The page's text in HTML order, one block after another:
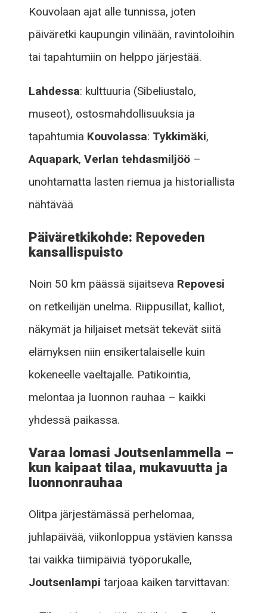
Kouvolaan ajat alle tunnissa, joten
päiväretki kaupungin vilinään, ravintoloihin
tai tapahtumiin on helppo järjestää.
Lahdessa: kulttuuria (Sibeliustalo,
museot), ostosmahdollisuuksia ja
tapahtumia Kouvolassa: Tykkimäki,
Aquapark, Verlan tehdasmiljöö –
unohtamatta lasten riemua ja historiallista
nähtävää
Päiväretkikohde: Repoveden
kansallispuisto
Noin 50 km päässä sijaitseva Repovesi
on retkeilijän unelma. Riippusillat, kalliot,
näkymät ja hiljaiset metsät tekevät siitä
elämyksen niin ensikertalaiselle kuin
kokeneelle vaeltajalle. Patikointia,
melontaa ja luonnon rauhaa – kaikki
yhdessä paikassa.
Varaa lomasi Joutsenlammella –
kun kaipaat tilaa, mukavuutta ja
luonnonrauhaa
Olitpa järjestämässä perhelomaa,
juhlapäivää, viikonloppua ystävien kanssa
tai vaikka tiimipäiviä työporukalle,
Joutsenlampi tarjoaa kaiken tarvittavan: